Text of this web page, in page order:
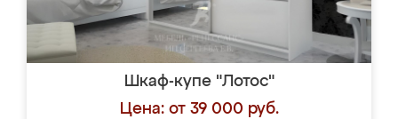
Шкаф-купе "Лотос"
Цена: от 39 000 руб.